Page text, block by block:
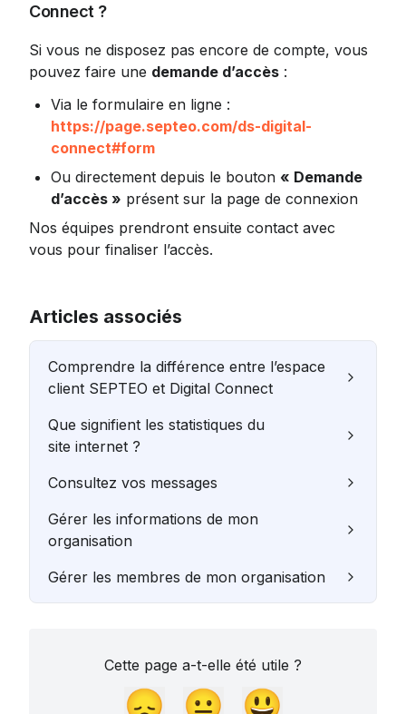
Connect ?
Si vous ne disposez pas encore de compte, vous
pouvez faire une demande d’accès :
Via le formulaire en ligne :
https://page.septeo.com/ds-digital-
connect#form
Ou directement depuis le bouton « Demande
d’accès » présent sur la page de connexion
Nos équipes prendront ensuite contact avec
vous pour finaliser l’accès.
Articles associés
Comprendre la différence entre l’espace
client SEPTEO et Digital Connect
Que signifient les statistiques du
site internet ?
Consultez vos messages
Gérer les informations de mon
organisation
Gérer les membres de mon organisation
Cette page a-t-elle été utile ?
😞 😐 😃